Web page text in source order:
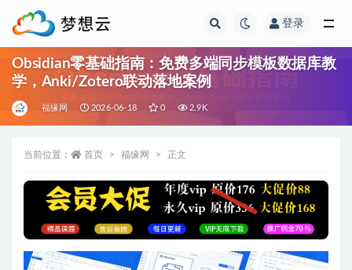
登录
Obsidian零基础指南：免费多端同步模板数据库教
学，Anki/Zotero联动落地案例
福缘网 2026-06-18 0 2.9K
当前位置： 首页 福缘网 正文